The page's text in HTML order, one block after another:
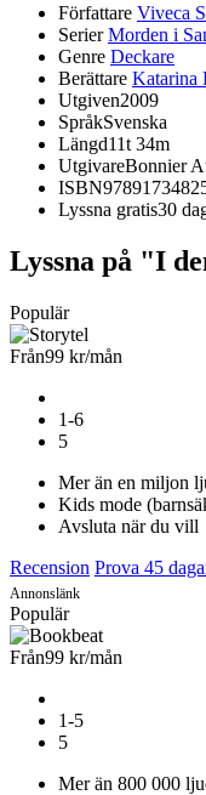
Författare Viveca
Serier Morden i
Genre Deckare
Berättare Katarina
Utgiven2009
SpråkSvenska
Längd11t 34m
UtgivareBonnier
ISBN
Lyssna gratis30
Lyssna på "I
Populär
Från99 kr/mån
1-6
5
Mer än en miljon
Kids mode
Avsluta när du vill
Recension Prova 45
Annonslänk
Populär
Från99 kr/mån
1-5
5
Mer än 800 000